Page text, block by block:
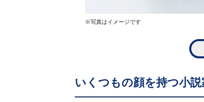
※写真はイメージです
いくつもの顔を持つ小説